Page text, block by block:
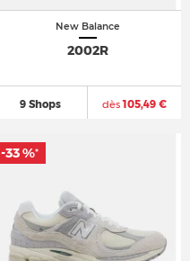
New Balance
2002R
9 Shops dès105,49 €
-33 %*